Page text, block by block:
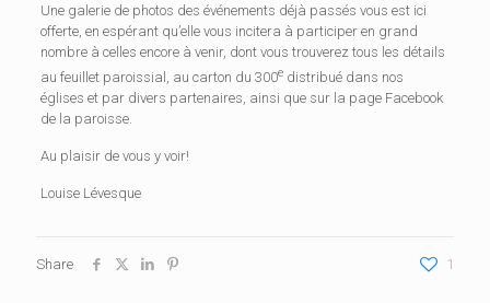
Une galerie de photos des événements déjà passés vous est ici
offerte, en espérant qu’elle vous incitera à participer en grand
nombre à celles encore à venir, dont vous trouverez tous les détails
au feuillet paroissial, au carton du 300edistribué dans nos
églises et par divers partenaires, ainsi que sur la page Facebook
de la paroisse.
Au plaisir de vous y voir!
Louise Lévesque
Share 1